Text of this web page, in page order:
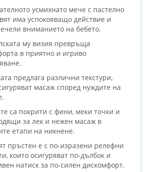
усмихнато мече с пастелно
има успокояващо действие и
вниманието на бебето.
му визия превръща
в приятно и игриво
предлага различни текстури,
масаж според нуждите на
са покрити с фини, меки точки и
за лек и нежен масаж в
етапи на никнене.
пръстен е с по-изразени релефни
които осигуряват по-дълбок и
натиск за по-силен дискомфорт.